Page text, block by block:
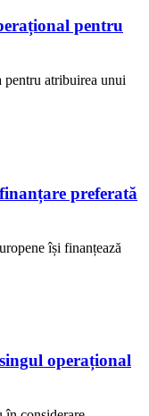
pentru
atribuirea unui
preferată
își finanțează
operațional